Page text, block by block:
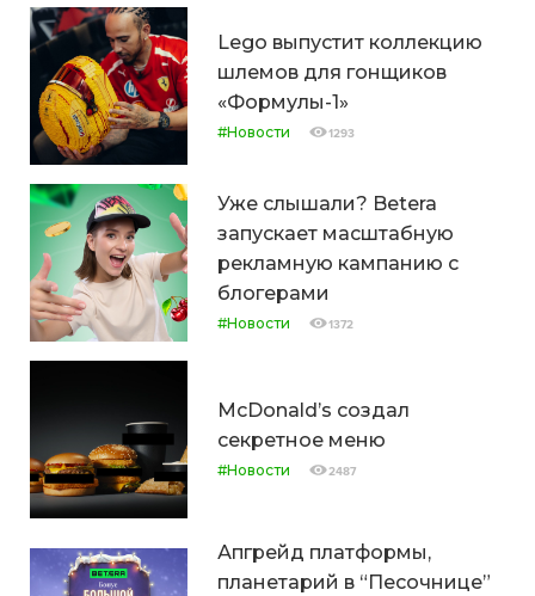
Lego выпустит коллекцию
шлемов для гонщиков
«Формулы-1»
#Новости 1293
Уже слышали? Betera
запускает масштабную
рекламную кампанию с
блогерами
#Новости 1372
McDonald’s создал
секретное меню
#Новости 2487
Апгрейд платформы,
планетарий в “Песочнице”